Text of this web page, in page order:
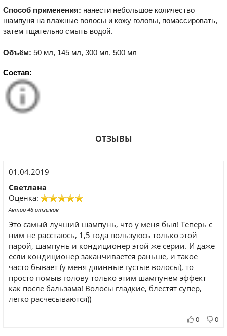
Способ применения: нанести небольшое количество
шампуня на влажные волосы и кожу головы, помассировать,
затем тщательно смыть водой.
Объём: 50 мл, 145 мл, 300 мл, 500 мл
Состав:
ОТЗЫВЫ
01.04.2019
Светлана
Оценка:
Автор 48 отзывов
Это самый лучший шампунь, что у меня был! Теперь с
ним не расстаюсь, 1,5 года пользуюсь только этой
парой, шампунь и кондиционер этой же серии. И даже
если кондиционер заканчивается раньше, и такое
часто бывает (у меня длинные густые волосы), то
просто помыв голову только этим шампунем эффект
как после бальзама! Волосы гладкие, блестят супер,
легко расчёсываются))
0 0